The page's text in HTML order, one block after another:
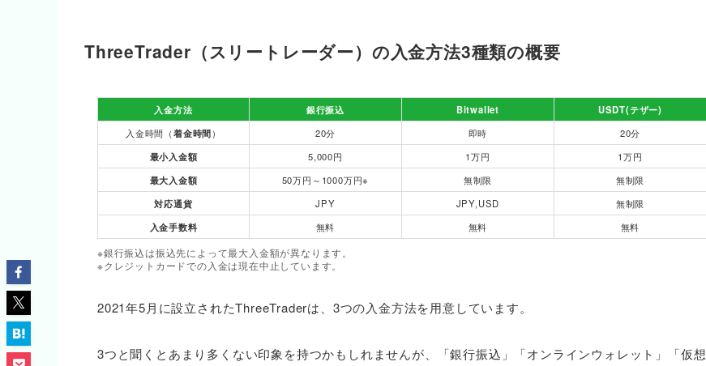
ThreeTrader（スリートレーダー）の入金方法3種類の概要
入金方法 銀行振込 Bitwallet
USDT(テザー)
入金時間（着金時間） 20分 即時
20分
最小入金額
5,000円 1万円
1万円
最大入金額
50万円～1000万円※ 無制限
無制限
対応通貨
JPY JPY,USD
無制限
入金手数料
無料 無料 無料
※銀行振込は振込先によって最大入金額が異なります。
※クレジットカードでの入金は現在中止しています。
2021年5月に設立されたThreeTraderは、3つの入金方法を用意しています。
3つと聞くとあまり多くない印象を持つかもしれませんが、「銀行振込」「オンラインウォレット」「仮想